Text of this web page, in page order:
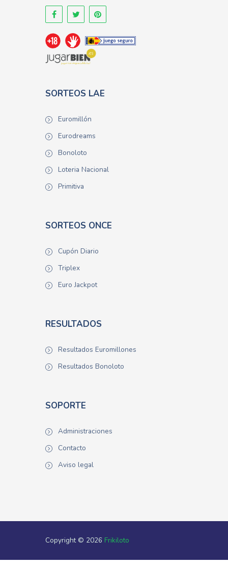
SORTEOS LAE
Euromillón
Eurodreams
Bonoloto
Loteria Nacional
Primitiva
SORTEOS ONCE
Cupón Diario
Triplex
Euro Jackpot
RESULTADOS
Resultados Euromillones
Resultados Bonoloto
SOPORTE
Administraciones
Contacto
Aviso legal
Copyright © 2026 Frikiloto